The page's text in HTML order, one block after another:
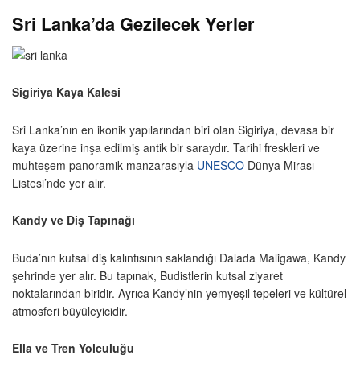
Sri Lanka’da Gezilecek Yerler
Sigiriya Kaya Kalesi
Sri Lanka’nın en ikonik yapılarından biri olan Sigiriya, devasa bir
kaya üzerine inşa edilmiş antik bir saraydır. Tarihi freskleri ve
muhteşem panoramik manzarasıyla UNESCO Dünya Mirası
Listesi’nde yer alır.
Kandy ve Diş Tapınağı
Buda’nın kutsal diş kalıntısının saklandığı Dalada Maligawa, Kandy
şehrinde yer alır. Bu tapınak, Budistlerin kutsal ziyaret
noktalarından biridir. Ayrıca Kandy’nin yemyeşil tepeleri ve kültürel
atmosferi büyüleyicidir.
Ella ve Tren Yolculuğu